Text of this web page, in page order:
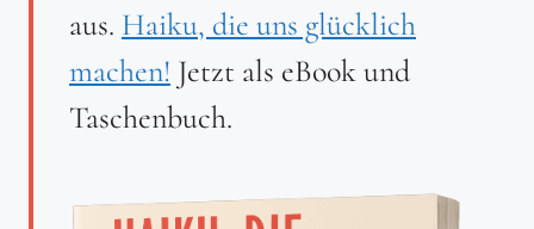
aus. Haiku, die uns glücklich
machen! Jetzt als eBook und
Taschenbuch.